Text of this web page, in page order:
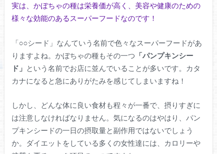
実は、かぼちゃの種は栄養価が高く、美容や健康のための
様々な効能のあるスーパーフードなのです！
「○○シード」なんていう名前で色々なスーパーフードがあ
りますよね。かぼちゃの種もその一つ 「パンプキンシー
ド」 という名前でお店に並んでいることが多いです。カタ
カナになると急にありがたみを感じてしまいますね！
しかし、どんな体に良い食材も程々が一番で、摂りすぎに
は注意しなければなりません。気になるのはやはり、パン
プキンシードの一日の摂取量と副作用ではないでしょう
か。ダイエットをしている多くの女性達には、カロリーや